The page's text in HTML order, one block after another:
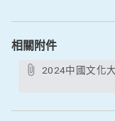
相關附件